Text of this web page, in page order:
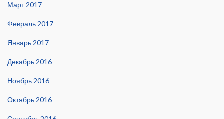
Март 2017
Февраль 2017
Январь 2017
Декабрь 2016
Ноябрь 2016
Октябрь 2016